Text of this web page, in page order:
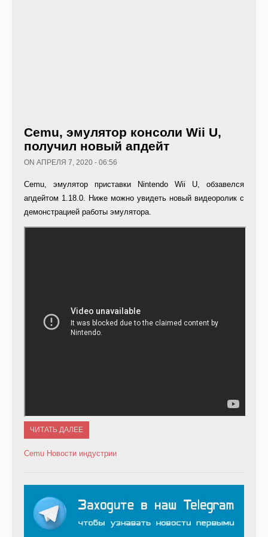
Cemu, эмулятор консоли Wii U,
получил новый апдейт
ON АПРЕЛЯ 7, 2020 - 06:56
Cemu, эмулятор приставки Nintendo Wii U, обзавелся
апдейтом 1.18.0. Ниже можно увидеть новый видеоролик с
демонстрацией работы эмулятора.
ЧИТАТЬ ДАЛЕЕ
Cemu Новости индустрии